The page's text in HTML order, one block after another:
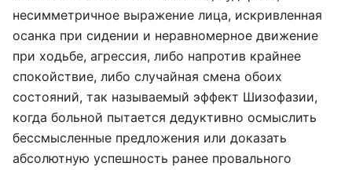
несимметричное выражение лица, искривленная
осанка при сидении и неравномерное движение
при ходьбе, агрессия, либо напротив крайнее
спокойствие, либо случайная смена обоих
состояний, так называемый эффект Шизофазии,
когда больной пытается дедуктивно осмыслить
бессмысленные предложения или доказать
абсолютную успешность ранее провального